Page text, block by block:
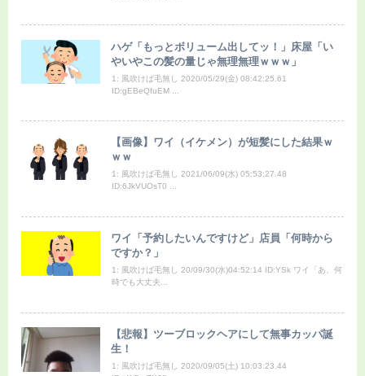
ハゲ「もっとボリューム出してッ！」床屋「い
やいやこの髪の量じゃ無理無理ｗｗｗ」
1: 風吹けば毛無し 2020/05/29(金) 08:42:25.61
ID:gEBeQfuEM ...
【画像】ワイ（イケメン）が短髪にした結果ｗ
ｗｗ
1: 風吹けば毛無し 2021/06/09(水) 05:53:27.48
ID:6JkVUOsT0 ...
ワイ「予約したいんですけど」店員「何時から
ですか？」
1: 風吹けば毛無し 20/09/30(水)04:52:14 ID:YSk ワイ「あ、何
時でも大丈夫...
【悲報】ツーブロックヘアにして無事カッパ誕
生！
1: 風吹けば毛無し 2020/09/05(土) 10:03:23.44